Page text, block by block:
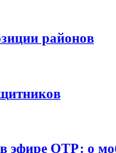
районов
эфире ОТР: о